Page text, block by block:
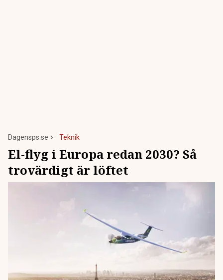
Dagensps.se Teknik
El-flyg i Europa redan 2030? Så
trovärdigt är löftet